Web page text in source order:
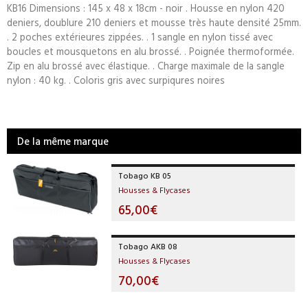
KB16 Dimensions : 145 x 48 x 18cm - noir . Housse en nylon 420
deniers, doublure 210 deniers et mousse très haute densité 25mm.
. 2 poches extérieures zippées. . 1 sangle en nylon tissé avec
boucles et mousquetons en alu brossé. . Poignée thermoformée.
Zip en alu brossé avec élastique. . Charge maximale de la sangle
nylon : 40 kg. . Coloris gris avec surpiqures noires
De la même marque
Tobago KB 05
Housses & Flycases
65,00€
Tobago AKB 08
Housses & Flycases
70,00€